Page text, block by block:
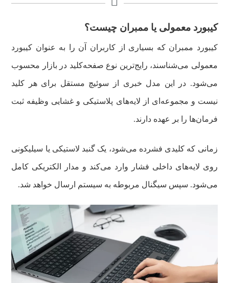
کیبورد معمولی یا ممبران چیست؟
کیبورد ممبران که بسیاری از کاربران آن را به عنوان کیبورد
معمولی می‌شناسند، رایج‌ترین نوع صفحه‌کلید در بازار محسوب
می‌شود. در این مدل خبری از سوئیچ مستقل برای هر کلید
نیست و مجموعه‌ای از لایه‌های پلاستیکی و غشایی وظیفه ثبت
فرمان‌ها را بر عهده دارند.
زمانی که کلیدی فشرده می‌شود، یک گنبد لاستیکی یا سیلیکونی
روی لایه‌های داخلی فشار وارد می‌کند و مدار الکتریکی کامل
می‌شود. سپس سیگنال مربوطه به سیستم ارسال خواهد شد.